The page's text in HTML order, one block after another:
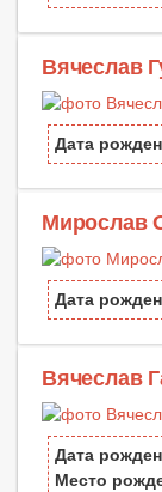
Вячеслав
Дата
Мирослав
Дата
Вячеслав
Дата
Место